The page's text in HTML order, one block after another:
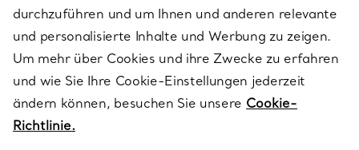
STARTSEITE SCHMUCK ARMBÄNDER
GLIEDERARMBÄNDER
durchzuführen und um Ihnen und anderen relevante
und personalisierte Inhalte und Werbung zu zeigen.
Um mehr über Cookies und ihre Zwecke zu erfahren
und wie Sie Ihre Cookie-Einstellungen jederzeit
ändern können, besuchen Sie unsere Cookie-
Richtlinie.